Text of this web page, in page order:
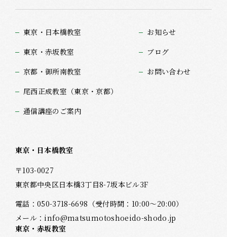
東京・日本橋教室
東京・赤坂教室
京都・御所南教室
尾西正成教室（東京・京都）
通信講座のご案内
お知らせ
ブログ
お問い合わせ
東京・日本橋教室
〒103-0027
東京都中央区日本橋3丁目8-7坂本ビル3F
電話：050-3718-6698 （受付時間：10:00～20:00）
メール： info@matsumotoshoeido-shodo.jp
東京・赤坂教室